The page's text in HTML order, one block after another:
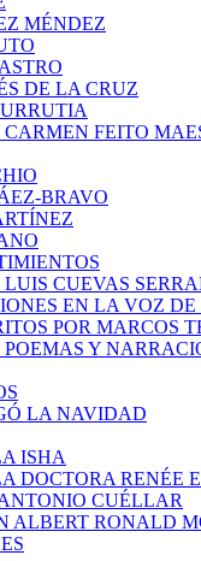
MÉNDEZ
DE LA CRUZ
CARMEN FEITO
BRAVO
LUIS CUEVAS
EN LA VOZ DE
POR MARCOS
POEMAS Y
LA NAVIDAD
ISHA
DOCTORA RENÉE
CUÉLLAR
ALBERT RONALD